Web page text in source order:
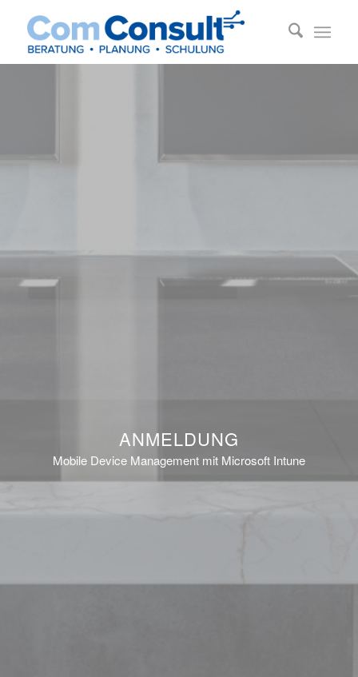
ANMELDUNG
Mobile Device Management mit Microsoft Intune